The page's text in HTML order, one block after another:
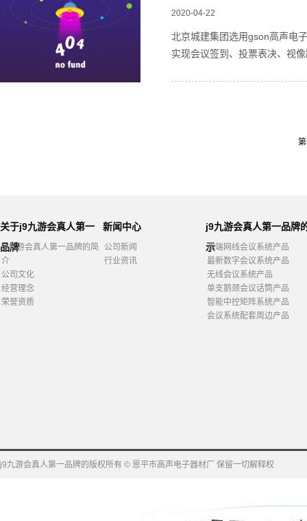
2020-04-22
北京城建集团选用gson高声电
实现会议签到、投票表决、视
关于j9九游会真人第一
品牌
j9九游会真人第一品牌的简
介
公司文化
经营理念
荣誉资质
新闻中心
公司新闻
行业资讯
j9九游会真人第一品牌
示
高端网线会议系统产品
最新数字会议系统产品
无线会议系统产品
单支鹅颈会议话筒产品
智能中控矩阵系统产品
会议系统配套周边产品
j9九游会真人第一品牌的版权所有 © 恩平市高声电子器材厂 保留一切解释权